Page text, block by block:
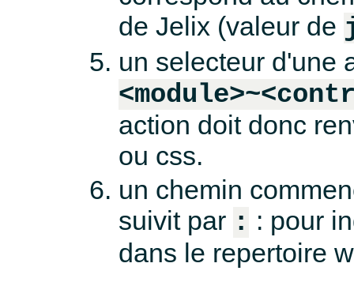
de Jelix (valeur de
un selecteur d'une
action doit donc
ou css.
un chemin
suivit par : : pour
dans le repertoire